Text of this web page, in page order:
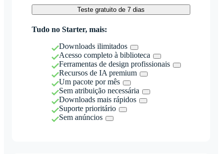
Teste gratuito de 7 dias
Tudo no Starter, mais:
Downloads ilimitados
Acesso completo à biblioteca
Ferramentas de design profissionais
Recursos de IA premium
Um pacote por mês
Sem atribuição necessária
Downloads mais rápidos
Suporte prioritário
Sem anúncios